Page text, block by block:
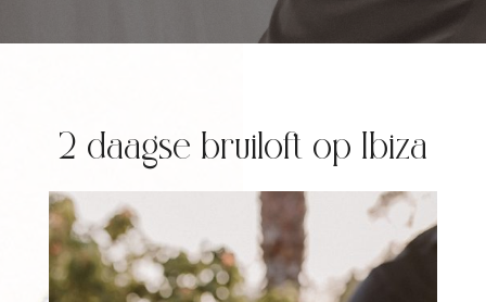
2 daagse bruiloft op Ibiza